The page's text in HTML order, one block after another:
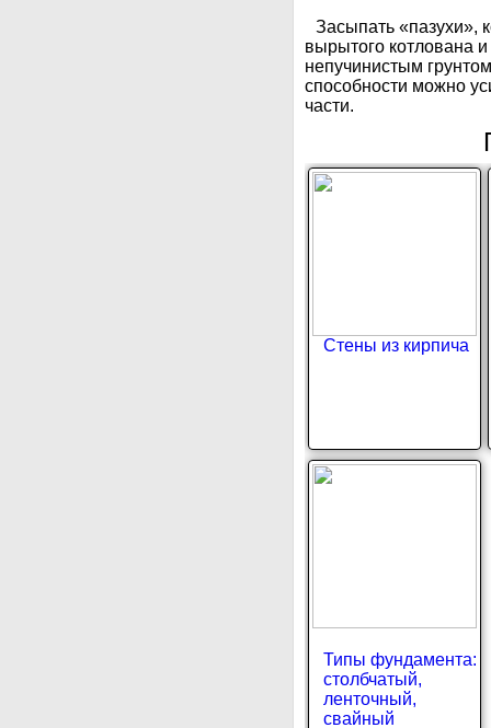
Засыпать «пазухи»,
вырытого котлована
непучинистым
способности можно
части.
Стены из кирпича
Типы фундамента:
столбчатый,
ленточный,
свайный